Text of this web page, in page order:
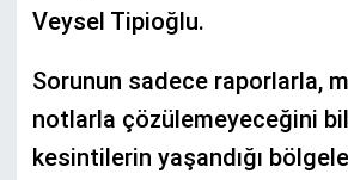
Veysel Tipioğlu.
Sorunun sadece raporlarla,
notlarla çözülemeyeceğini
kesintilerin yaşandığı